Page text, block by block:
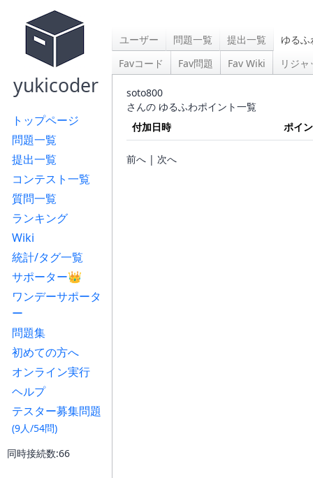
yukicoder
トップページ
問題一覧
提出一覧
コンテスト一覧
質問一覧
ランキング
Wiki
統計/タグ一覧
サポーター👑
ワンデーサポータ
ー
問題集
初めての方へ
オンライン実行
ヘルプ
テスター募集問題
(9人/54問)
同時接続数:66
ユーザー 問題一覧 提出一覧
ゆる
Favコード
Fav問題 Fav Wiki リジ
soto800
さんの ゆるふわポイント一覧
付加日時
ポイ
前へ | 次へ